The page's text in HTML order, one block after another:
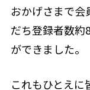
おかげさまで
だち登録者数約
ができました。
これもひとえ